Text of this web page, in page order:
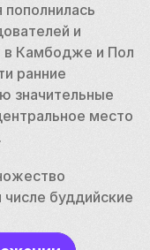
и
в Камбодже и Пол
ранние
значительные
место
буддийские
и рукописи.
является